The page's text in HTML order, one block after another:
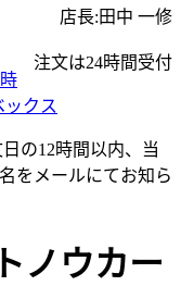
店長:田中 一修
注文は24時間受付
ックス
の12時間以内、当
をメールにてお知ら
ノウカー